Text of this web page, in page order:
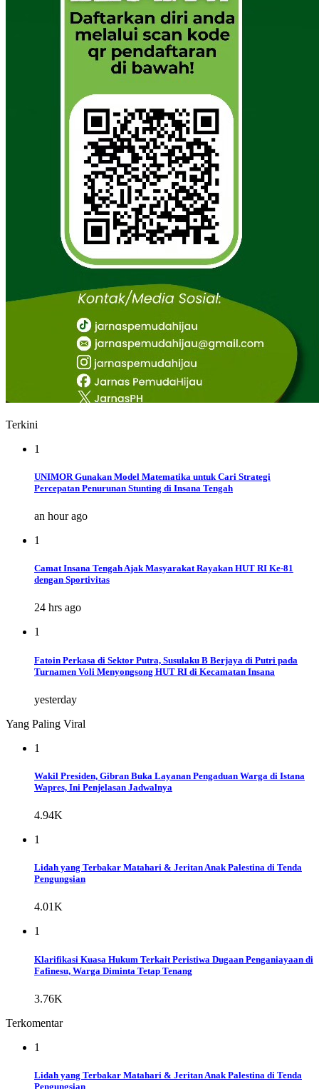
Terkini
1
UNIMOR Gunakan Model Matematika untuk Cari Strategi
Percepatan Penurunan Stunting di Insana Tengah
an hour ago
1
Camat Insana Tengah Ajak Masyarakat Rayakan HUT RI Ke-81
dengan Sportivitas
24 hrs ago
1
Fatoin Perkasa di Sektor Putra, Susulaku B Berjaya di Putri pada
Turnamen Voli Menyongsong HUT RI di Kecamatan Insana
yesterday
Yang Paling Viral
1
Wakil Presiden, Gibran Buka Layanan Pengaduan Warga di Istana
Wapres, Ini Penjelasan Jadwalnya
4.94K
1
Lidah yang Terbakar Matahari & Jeritan Anak Palestina di Tenda
Pengungsian
4.01K
1
Klarifikasi Kuasa Hukum Terkait Peristiwa Dugaan Penganiayaan di
Fafinesu, Warga Diminta Tetap Tenang
3.76K
Terkomentar
1
Lidah yang Terbakar Matahari & Jeritan Anak Palestina di Tenda
Pengungsian